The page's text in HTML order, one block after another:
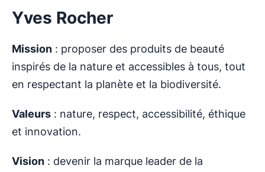
Yves Rocher
Mission : proposer des produits de beauté
inspirés de la nature et accessibles à tous, tout
en respectant la planète et la biodiversité.
Valeurs : nature, respect, accessibilité, éthique
et innovation.
Vision : devenir la marque leader de la